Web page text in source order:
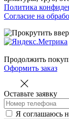
Политика
Согласие на
Продолжить
Оформить заказ
Оставьте заявку
Я соглашаюсь